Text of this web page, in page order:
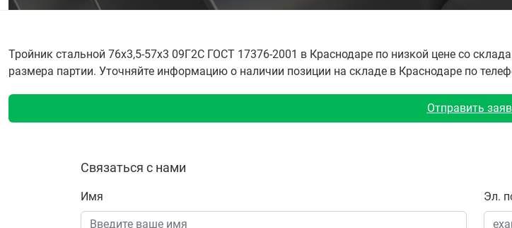
Тройник стальной 76х3,5-57х3 09Г2С ГОСТ 17376-2001 в Краснодаре по низкой цене со
размера партии. Уточняйте информацию о наличии позиции на складе в Краснодаре по
Отправить
Связаться с нами
Имя Эл.